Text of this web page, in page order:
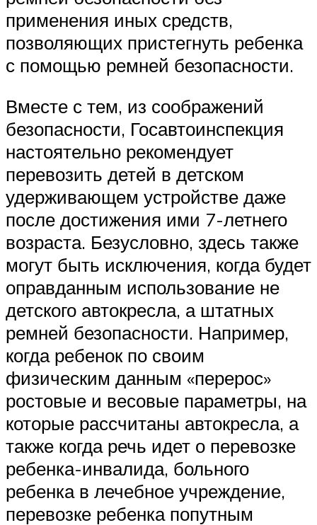
применения иных средств,
позволяющих пристегнуть ребенка
с помощью ремней безопасности.
Вместе с тем, из соображений
безопасности, Госавтоинспекция
настоятельно рекомендует
перевозить детей в детском
удерживающем устройстве даже
после достижения ими 7-летнего
возраста. Безусловно, здесь также
могут быть исключения, когда будет
оправданным использование не
детского автокресла, а штатных
ремней безопасности. Например,
когда ребенок по своим
физическим данным «перерос»
ростовые и весовые параметры, на
которые рассчитаны автокресла, а
также когда речь идет о перевозке
ребенка-инвалида, больного
ребенка в лечебное учреждение,
перевозке ребенка попутным